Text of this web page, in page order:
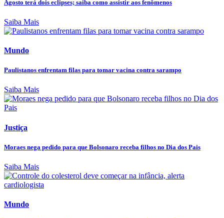
Agosto terá dois eclipses; saiba como assistir aos fenômenos
Saiba Mais
Mundo
Paulistanos enfrentam filas para tomar vacina contra sarampo
Saiba Mais
Justiça
Moraes nega pedido para que Bolsonaro receba filhos no Dia dos Pais
Saiba Mais
Mundo